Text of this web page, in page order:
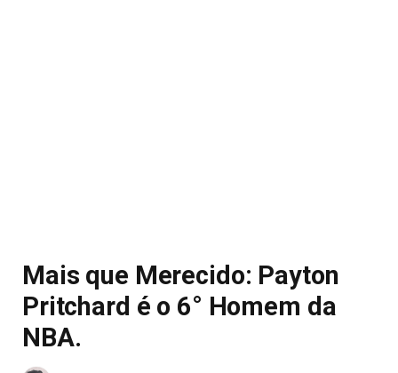
Mais que Merecido: Payton
Pritchard é o 6° Homem da
NBA.